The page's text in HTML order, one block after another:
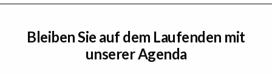
Bleiben Sie auf dem Laufenden mit
unserer Agenda